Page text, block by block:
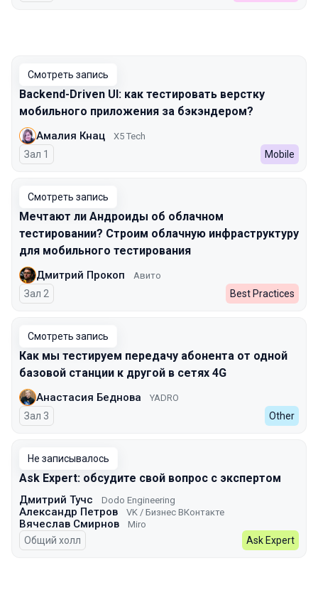
Смотреть запись
Backend-Driven UI: как тестировать верстку
мобильного приложения за бэкэндером?
Амалия Кнац X5 Tech
Зал 1 Mobile
Смотреть запись
Мечтают ли Андроиды об облачном
тестировании? Строим облачную инфраструктуру
для мобильного тестирования
Дмитрий Прокоп Авито
Зал 2 Best Practices
Смотреть запись
Как мы тестируем передачу абонента от одной
базовой станции к другой в сетях 4G
Анастасия Беднова YADRO
Зал 3 Other
Не записывалось
Ask Expert: обсудите свой вопрос с экспертом
Дмитрий Тучс Dodo Engineering
Александр Петров VK / Бизнес ВКонтакте
Вячеслав Смирнов Miro
Общий холл Ask Expert